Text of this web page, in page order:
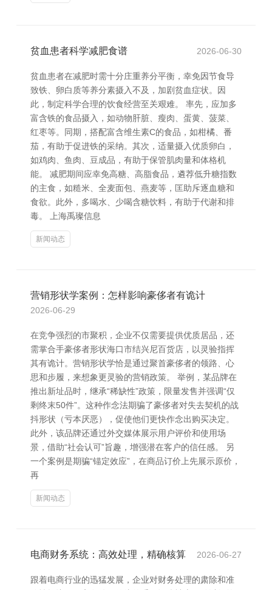
贫血患者科学减肥食谱 2026-06-30
贫血患者在减肥时需十分庄重养分平衡，幸免因节食导
致铁、卵白质等养分素摄入不及，加剧贫血症状。因
此，制定科学合理的饮食经营至关艰难。 率先，应加多
富含铁的食品摄入，如动物肝脏、瘦肉、蛋黄、菠菜、
红枣等。同期，搭配富含维生素C的食品，如柑橘、番
茄，有助于促进铁的采纳。其次，适量摄入优质卵白，
如鸡肉、鱼肉、豆成品，有助于保管肌肉量和体格机
能。 减肥期间应幸免高糖、高脂食品，遴荐低升糖指数
的主食，如糙米、全麦面包、燕麦等，匡助斥逐血糖和
食欲。此外，多喝水、少喝含糖饮料，有助于代谢和排
毒。 上海禹璨信息
新闻动态
营销形状学案例：怎样影响豪侈者有诡计
2026-06-29
在竞争强烈的市聚积，企业不仅需要提供优质居品，还
需掌合手豪侈者形状海口市结兴尼百货店，以灵验指挥
其有诡计。营销形状学恰是通过聚首豪侈者的领路、心
思和步履，来想象更灵验的营销政策。 举例，某品牌在
推出新址品时，继承“稀缺性”政策，限量发售并强调“仅
剩终末50件”。这种作念法期骗了豪侈者对失去契机的战
抖形状（亏本厌恶），促使他们更快作念出购买决定。
此外，该品牌还通过外交媒体展示用户评价和使用场
景，借助“社会认可”旨趣，增强潜在客户的信任感。 另
一个案例是期骗“锚定效应”，在商品订价上先展示原价，
再
新闻动态
电商财务系统：高效处理，精确核算 2026-06-27
跟着电商行业的迅猛发展，企业对财务处理的肃除和准